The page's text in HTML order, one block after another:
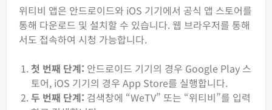
위티비 앱은 안드로이드와 iOS 기기에서 공식 앱 스토어를
통해 다운로드 및 설치할 수 있습니다. 웹 브라우저를 통해
서도 접속하여 시청 가능합니다.
첫 번째 단계: 안드로이드 기기의 경우 Google Play 스
토어, iOS 기기의 경우 App Store를 실행합니다.
두 번째 단계: 검색창에 “WeTV” 또는 “위티비”를 입력